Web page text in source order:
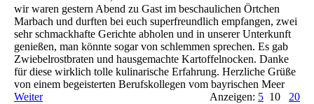
wir waren gestern Abend zu Gast im beschaulichen Örtchen
Marbach und durften bei euch superfreundlich empfangen, zwei
sehr schmackhafte Gerichte abholen und in unserer Unterkunft
genießen, man könnte sogar von schlemmen sprechen. Es gab
Zwiebelrostbraten und hausgemachte Kartoffelnocken. Danke
für diese wirklich tolle kulinarische Erfahrung. Herzliche Grüße
von einem begeisterten Berufskollegen vom bayrischen Meer
Weiter
Anzeigen: 5 10 20